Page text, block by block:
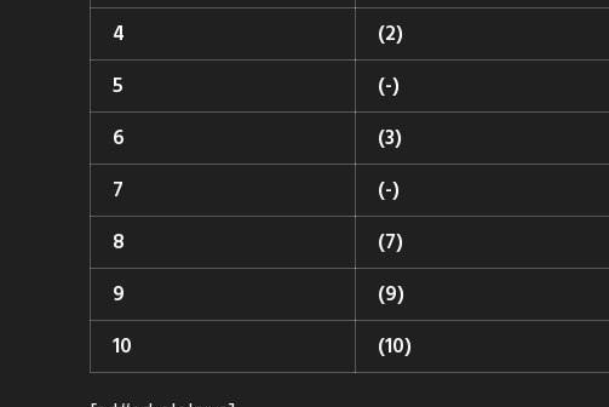
4
(2)
5
(-)
6
(3)
7
(-)
8
(7)
9
(9)
10
(10)